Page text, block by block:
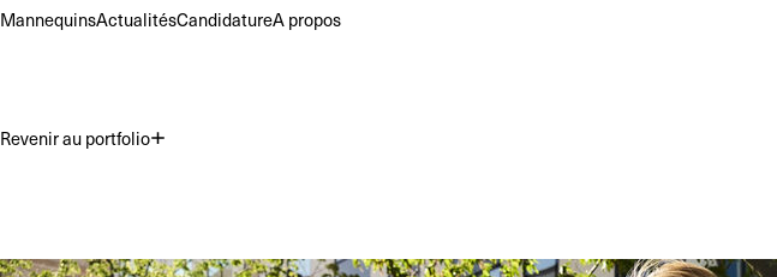
MannequinsActualitésCandidatureA propos
Revenir au portfolio
PremiumCommercial